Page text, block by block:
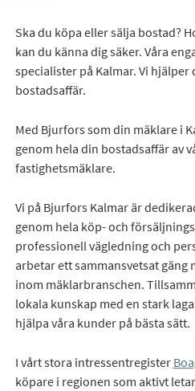
Ska du köpa eller sälja bostad?
kan du känna dig säker. Våra
specialister på Kalmar. Vi
bostadsaffär.
Med Bjurfors som din mäklare i
genom hela din bostadsaffär av
fastighetsmäklare.
Vi på Bjurfors Kalmar är
genom hela köp- och
professionell vägledning och
arbetar ett sammansvetsat gäng
inom mäklarbranschen.
lokala kunskap med en stark
hjälpa våra kunder på bästa sätt.
I vårt stora intressentregister
köpare i regionen som aktivt